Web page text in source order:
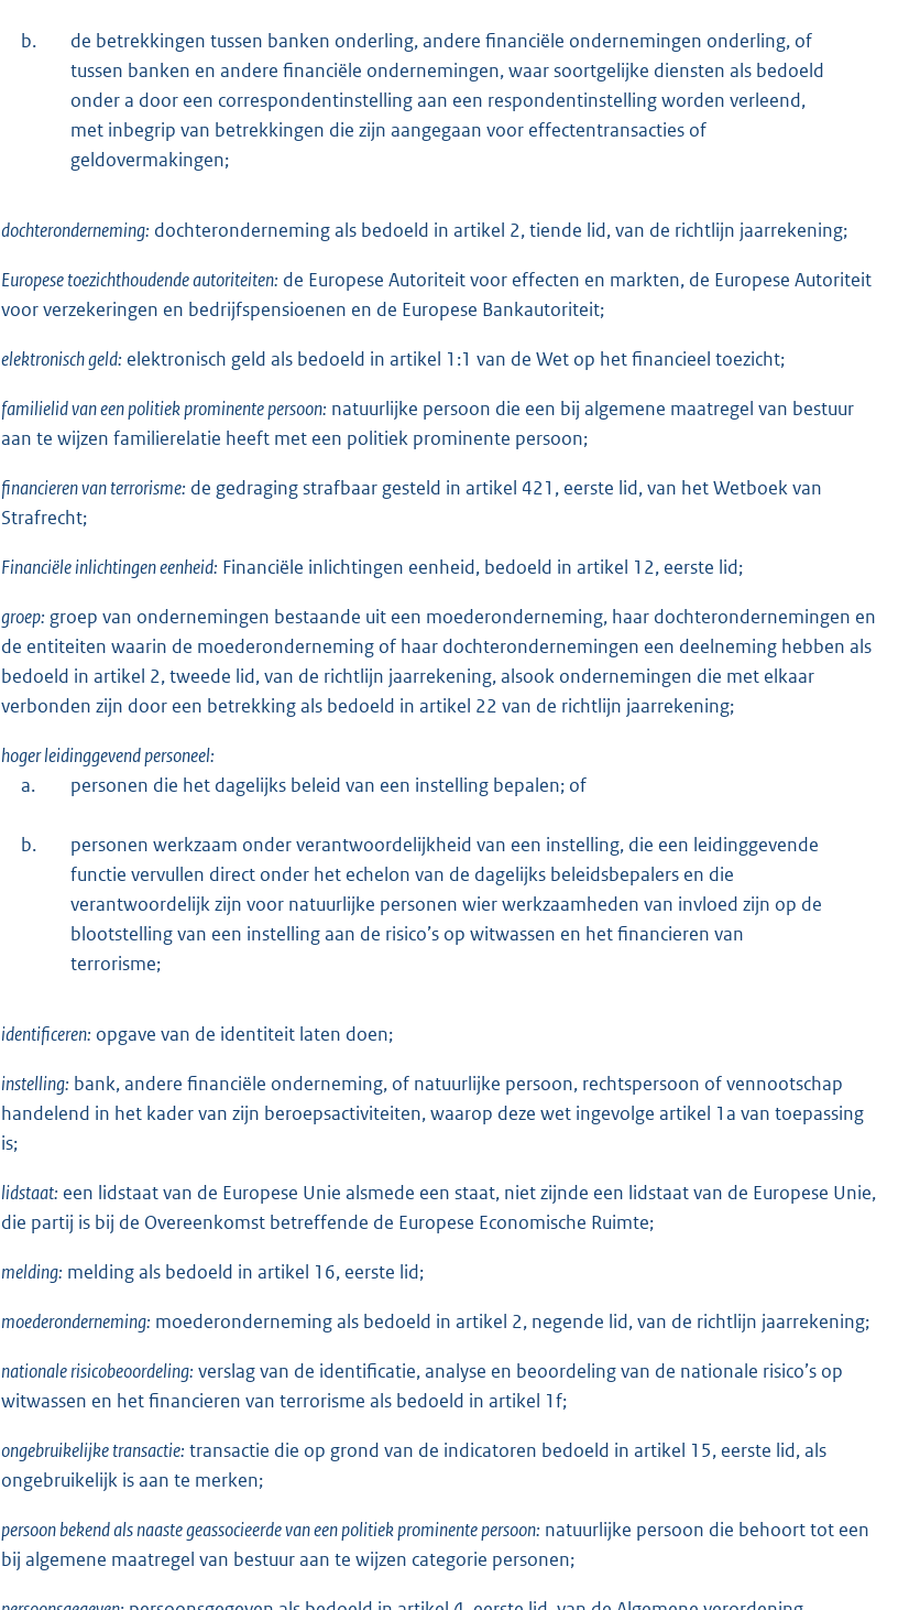
b.
de betrekkingen tussen banken onderling, andere financiële ondernemingen onderling, of
tussen banken en andere financiële ondernemingen, waar soortgelijke diensten als bedoeld
onder a door een correspondentinstelling aan een respondentinstelling worden verleend,
met inbegrip van betrekkingen die zijn aangegaan voor effectentransacties of
geldovermakingen;
dochteronderneming: dochteronderneming als bedoeld in artikel 2, tiende lid, van de richtlijn jaarrekening;
Europese toezichthoudende autoriteiten: de Europese Autoriteit voor effecten en markten, de Europese Autoriteit
voor verzekeringen en bedrijfspensioenen en de Europese Bankautoriteit;
elektronisch geld: elektronisch geld als bedoeld in artikel 1:1 van de Wet op het financieel toezicht;
familielid van een politiek prominente persoon: natuurlijke persoon die een bij algemene maatregel van bestuur
aan te wijzen familierelatie heeft met een politiek prominente persoon;
financieren van terrorisme: de gedraging strafbaar gesteld in artikel 421, eerste lid, van het Wetboek van
Strafrecht;
Financiële inlichtingen eenheid: Financiële inlichtingen eenheid, bedoeld in artikel 12, eerste lid;
groep: groep van ondernemingen bestaande uit een moederonderneming, haar dochterondernemingen en
de entiteiten waarin de moederonderneming of haar dochterondernemingen een deelneming hebben als
bedoeld in artikel 2, tweede lid, van de richtlijn jaarrekening, alsook ondernemingen die met elkaar
verbonden zijn door een betrekking als bedoeld in artikel 22 van de richtlijn jaarrekening;
hoger leidinggevend personeel:
a.
personen die het dagelijks beleid van een instelling bepalen; of
b.
personen werkzaam onder verantwoordelijkheid van een instelling, die een leidinggevende
functie vervullen direct onder het echelon van de dagelijks beleidsbepalers en die
verantwoordelijk zijn voor natuurlijke personen wier werkzaamheden van invloed zijn op de
blootstelling van een instelling aan de risico’s op witwassen en het financieren van
terrorisme;
identificeren: opgave van de identiteit laten doen;
instelling: bank, andere financiële onderneming, of natuurlijke persoon, rechtspersoon of vennootschap
handelend in het kader van zijn beroepsactiviteiten, waarop deze wet ingevolge artikel 1a van toepassing
is;
lidstaat: een lidstaat van de Europese Unie alsmede een staat, niet zijnde een lidstaat van de Europese Unie,
die partij is bij de Overeenkomst betreffende de Europese Economische Ruimte;
melding: melding als bedoeld in artikel 16, eerste lid;
moederonderneming: moederonderneming als bedoeld in artikel 2, negende lid, van de richtlijn jaarrekening;
nationale risicobeoordeling: verslag van de identificatie, analyse en beoordeling van de nationale risico’s op
witwassen en het financieren van terrorisme als bedoeld in artikel 1f;
ongebruikelijke transactie: transactie die op grond van de indicatoren bedoeld in artikel 15, eerste lid, als
ongebruikelijk is aan te merken;
persoon bekend als naaste geassocieerde van een politiek prominente persoon: natuurlijke persoon die behoort tot een
bij algemene maatregel van bestuur aan te wijzen categorie personen;